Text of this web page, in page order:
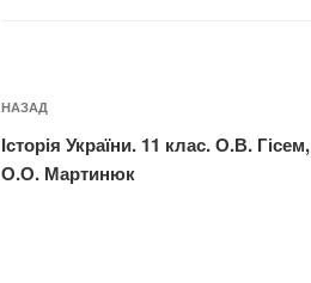
Навігація
записів
Попередній
запис:
НАЗАД
Історія України. 11 клас. О.В. Гісем,
О.О. Мартинюк